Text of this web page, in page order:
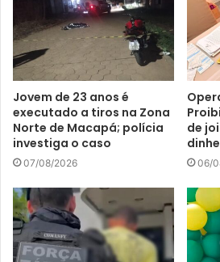
Jovem de 23 anos é
executado a tiros na Zona
Norte de Macapá; polícia
investiga o caso
07/08/2026
de
06/